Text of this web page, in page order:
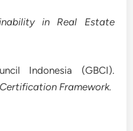
in Real Estate
Indonesia (GBCI).
Framework.